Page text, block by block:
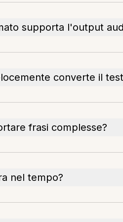
supporta l'output
converte il
frasi complesse?
nel tempo?